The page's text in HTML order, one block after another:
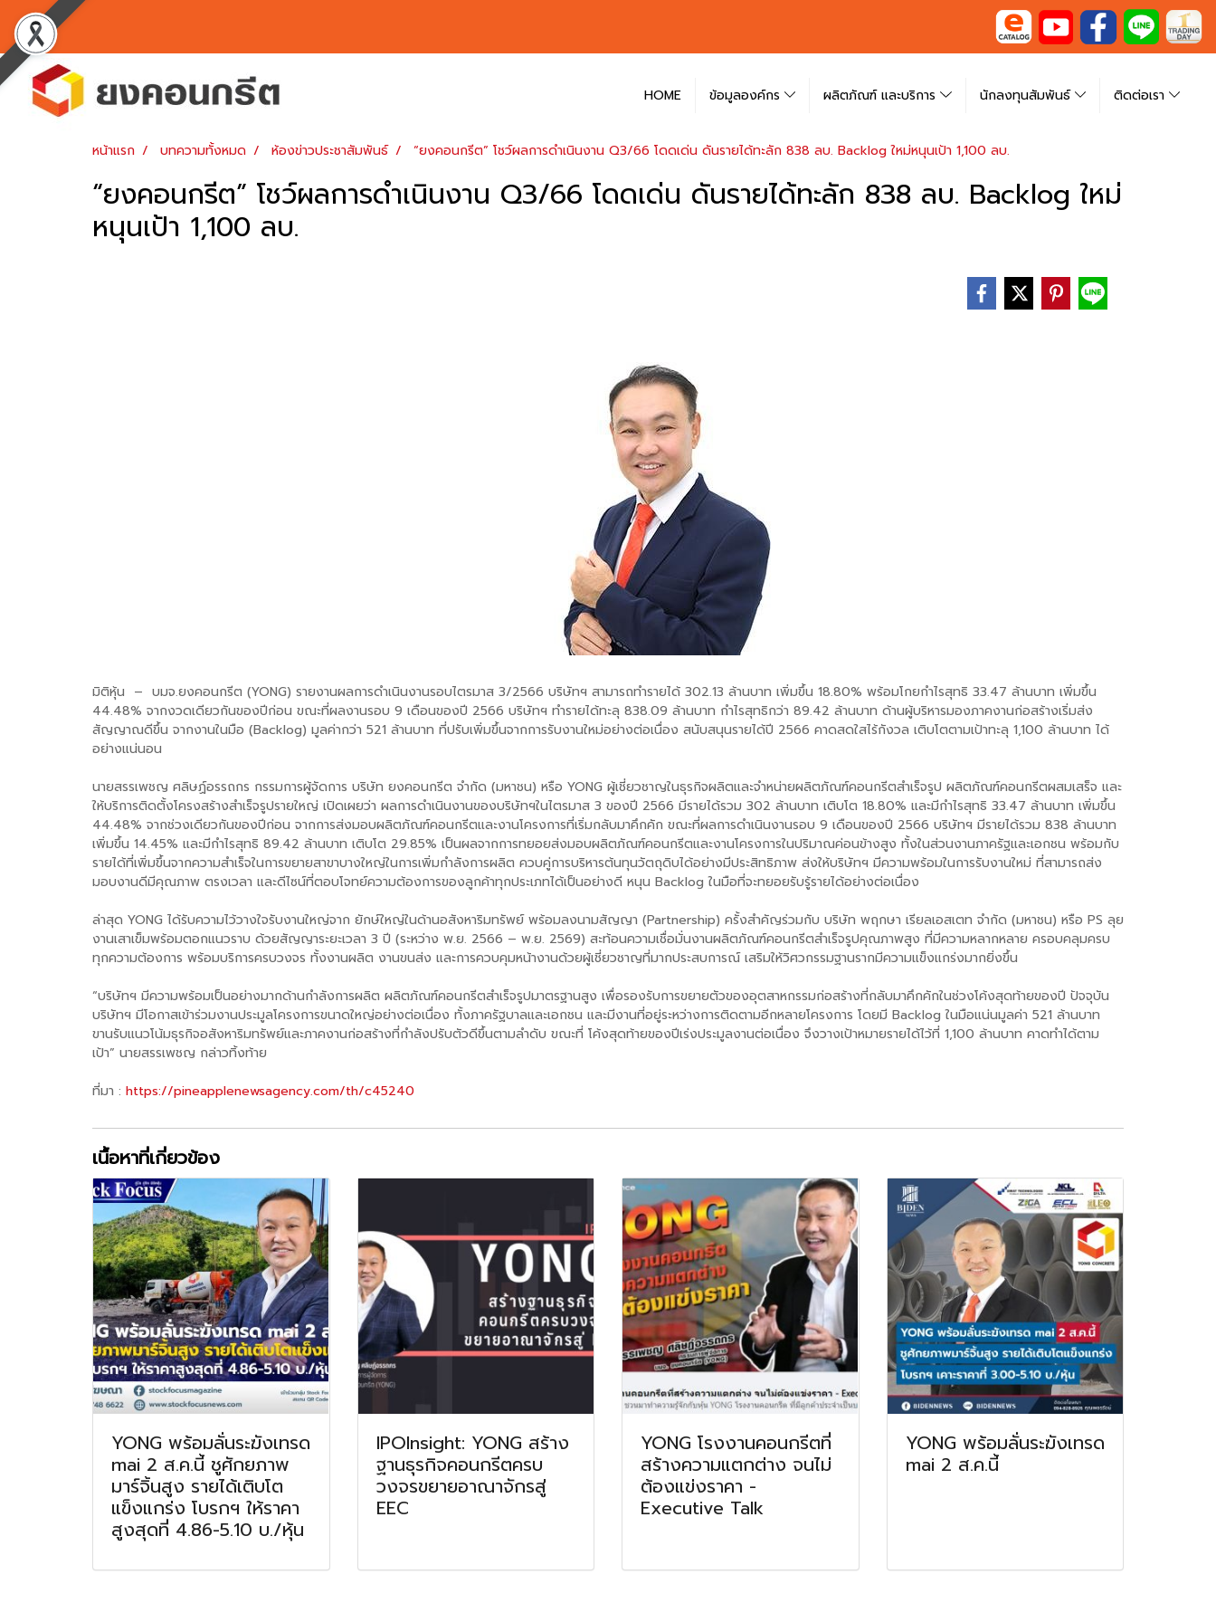
HOME ข้อมูลองค์กร ผลิตภัณฑ์ และบริการ นักลงทุนสัมพันธ์ ติดต่อเรา
หน้าแรก บทความทั้งหมด ห้องข่าวประชาสัมพันธ์ “ยงคอนกรีต” โชว์ผลการดำเนินงาน Q3/66 โดดเด่น ดันรายได้ทะลัก 838 ลบ. Backlog ใหม่หนุนเป้า 1,100 ลบ.
“ยงคอนกรีต” โชว์ผลการดำเนินงาน Q3/66 โดดเด่น ดันรายได้ทะลัก 838 ลบ. Backlog ใหม่
หนุนเป้า 1,100 ลบ.
มิติหุ้น – บมจ.ยงคอนกรีต (YONG) รายงานผลการดำเนินงานรอบไตรมาส 3/2566 บริษัทฯ สามารถทำรายได้ 302.13 ล้านบาท เพิ่มขึ้น 18.80% พร้อมโกยกำไรสุทธิ 33.47 ล้านบาท เพิ่มขึ้น
44.48% จากงวดเดียวกันของปีก่อน ขณะที่ผลงานรอบ 9 เดือนของปี 2566 บริษัทฯ ทำรายได้ทะลุ 838.09 ล้านบาท กำไรสุทธิกว่า 89.42 ล้านบาท ด้านผู้บริหารมองภาคงานก่อสร้างเริ่มส่ง
สัญญาณดีขึ้น จากงานในมือ (Backlog) มูลค่ากว่า 521 ล้านบาท ที่ปรับเพิ่มขึ้นจากการรับงานใหม่อย่างต่อเนื่อง สนับสนุนรายได้ปี 2566 คาดสดใสไร้กังวล เติบโตตามเป้าทะลุ 1,100 ล้านบาท ได้
อย่างแน่นอน
นายสรรเพชญ ศลิษฏ์อรรถกร กรรมการผู้จัดการ บริษัท ยงคอนกรีต จำกัด (มหาชน) หรือ YONG ผู้เชี่ยวชาญในธุรกิจผลิตและจำหน่ายผลิตภัณฑ์คอนกรีตสำเร็จรูป ผลิตภัณฑ์คอนกรีตผสมเสร็จ และ
ให้บริการติดตั้งโครงสร้างสำเร็จรูปรายใหญ่ เปิดเผยว่า ผลการดำเนินงานของบริษัทฯในไตรมาส 3 ของปี 2566 มีรายได้รวม 302 ล้านบาท เติบโต 18.80% และมีกำไรสุทธิ 33.47 ล้านบาท เพิ่มขึ้น
44.48% จากช่วงเดียวกันของปีก่อน จากการส่งมอบผลิตภัณฑ์คอนกรีตและงานโครงการที่เริ่มกลับมาคึกคัก ขณะที่ผลการดำเนินงานรอบ 9 เดือนของปี 2566 บริษัทฯ มีรายได้รวม 838 ล้านบาท
เพิ่มขึ้น 14.45% และมีกำไรสุทธิ 89.42 ล้านบาท เติบโต 29.85% เป็นผลจากการทยอยส่งมอบผลิตภัณฑ์คอนกรีตและงานโครงการในปริมาณค่อนข้างสูง ทั้งในส่วนงานภาครัฐและเอกชน พร้อมกับ
รายได้ที่เพิ่มขึ้นจากความสำเร็จในการขยายสาขาบางใหญ่ในการเพิ่มกำลังการผลิต ควบคู่การบริหารต้นทุนวัตถุดิบได้อย่างมีประสิทธิภาพ ส่งให้บริษัทฯ มีความพร้อมในการรับงานใหม่ ที่สามารถส่ง
มอบงานดีมีคุณภาพ ตรงเวลา และดีไซน์ที่ตอบโจทย์ความต้องการของลูกค้าทุกประเภทได้เป็นอย่างดี หนุน Backlog ในมือที่จะทยอยรับรู้รายได้อย่างต่อเนื่อง
ล่าสุด YONG ได้รับความไว้วางใจรับงานใหญ่จาก ยักษ์ใหญ่ในด้านอสังหาริมทรัพย์ พร้อมลงนามสัญญา (Partnership) ครั้งสำคัญร่วมกับ บริษัท พฤกษา เรียลเอสเตท จำกัด (มหาชน) หรือ PS ลุย
งานเสาเข็มพร้อมตอกแนวราบ ด้วยสัญญาระยะเวลา 3 ปี (ระหว่าง พ.ย. 2566 – พ.ย. 2569) สะท้อนความเชื่อมั่นงานผลิตภัณฑ์คอนกรีตสำเร็จรูปคุณภาพสูง ที่มีความหลากหลาย ครอบคลุมครบ
ทุกความต้องการ พร้อมบริการครบวงจร ทั้งงานผลิต งานขนส่ง และการควบคุมหน้างานด้วยผู้เชี่ยวชาญที่มากประสบการณ์ เสริมให้วิศวกรรมฐานรากมีความแข็งแกร่งมากยิ่งขึ้น
“บริษัทฯ มีความพร้อมเป็นอย่างมากด้านกำลังการผลิต ผลิตภัณฑ์คอนกรีตสำเร็จรูปมาตรฐานสูง เพื่อรองรับการขยายตัวของอุตสาหกรรมก่อสร้างที่กลับมาคึกคักในช่วงโค้งสุดท้ายของปี ปัจจุบัน
บริษัทฯ มีโอกาสเข้าร่วมงานประมูลโครงการขนาดใหญ่อย่างต่อเนื่อง ทั้งภาครัฐบาลและเอกชน และมีงานที่อยู่ระหว่างการติดตามอีกหลายโครงการ โดยมี Backlog ในมือแน่นมูลค่า 521 ล้านบาท
ขานรับแนวโน้มธุรกิจอสังหาริมทรัพย์และภาคงานก่อสร้างที่กำลังปรับตัวดีขึ้นตามลำดับ ขณะที่ โค้งสุดท้ายของปีเร่งประมูลงานต่อเนื่อง จึงวางเป้าหมายรายได้ไว้ที่ 1,100 ล้านบาท คาดทำได้ตาม
เป้า” นายสรรเพชญ กล่าวทิ้งท้าย
ที่มา : https://pineapplenewsagency.com/th/c45240
เนื้อหาที่เกี่ยวข้อง
YONG พร้อมลั่นระฆังเทรด
mai 2 ส.ค.นี้ ชูศักยภาพ
มาร์จิ้นสูง รายได้เติบโต
แข็งแกร่ง โบรกฯ ให้ราคา
สูงสุดที่ 4.86-5.10 บ./หุ้น
IPOInsight: YONG สร้าง
ฐานธุรกิจคอนกรีตครบ
วงจรขยายอาณาจักรสู่
EEC
YONG โรงงานคอนกรีตที่
สร้างความแตกต่าง จนไม่
ต้องแข่งราคา -
Executive Talk
YONG พร้อมลั่นระฆังเทรด
mai 2 ส.ค.นี้